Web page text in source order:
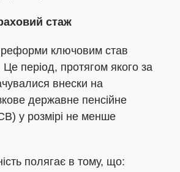
стаж
реформи ключовим став
період, протягом якого за
внески на
державне пенсійне
у розмірі не менше
полягає в тому, що: